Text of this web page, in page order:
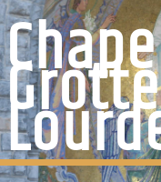
AIDEZ-NOUS
NOUS CONTACTER
PARTENAIRES